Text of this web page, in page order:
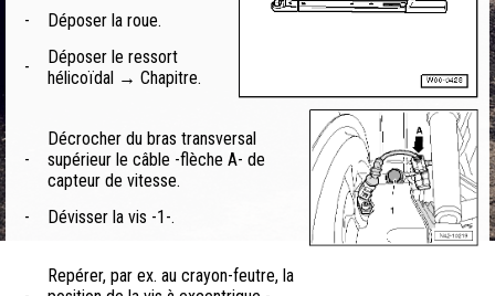
-
Déposer la roue.
-
Déposer le ressort
hélicoïdal → Chapitre.
-
Décrocher du bras transversal
supérieur le câble -flèche A- de
capteur de vitesse.
-
Dévisser la vis -1-.
Repérer, par ex. au crayon-feutre, la